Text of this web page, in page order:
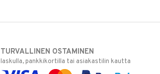
TURVALLINEN OSTAMINEN
laskulla, pankkikortilla tai asiakastilin kautta